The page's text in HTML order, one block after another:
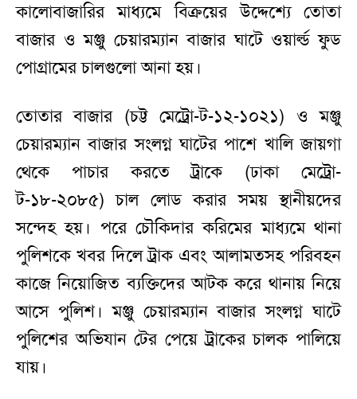
কালোবাজারির মাধ্যমে বিক্রয়ের উদ্দেশ্যে তোতা
বাজার ও মঞ্জু চেয়ারম্যান বাজার ঘাটে ওয়ার্ল্ড ফুড
পোগ্রামের চালগুলো আনা হয়।
তোতার বাজার (চট্ট মেট্রো-ট-১২-১০২১) ও মঞ্জু
চেয়ারম্যান বাজার সংলগ্ন ঘাটের পাশে খালি জায়গা
থেকে পাচার করতে ট্রাকে (ঢাকা মেট্রো-
ট-১৮-২০৮৫) চাল লোড করার সময় স্থানীয়দের
সন্দেহ হয়। পরে চৌকিদার করিমের মাধ্যমে থানা
পুলিশকে খবর দিলে ট্রাক এবং আলামতসহ পরিবহন
কাজে নিয়োজিত ব্যক্তিদের আটক করে থানায় নিয়ে
আসে পুলিশ। মঞ্জু চেয়ারম্যান বাজার সংলগ্ন ঘাটে
পুলিশের অভিযান টের পেয়ে ট্রাকের চালক পালিয়ে
যায়।